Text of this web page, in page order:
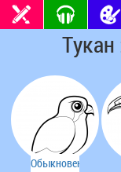
Обыкновенная